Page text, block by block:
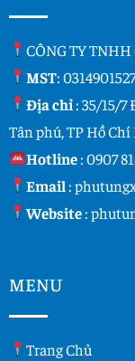
CÔNG TY
MST:
Địa chỉ: 35/15/7
Tân phú, TP Hồ
Hotline:0907
Email :
Website:
MENU
Trang Chủ